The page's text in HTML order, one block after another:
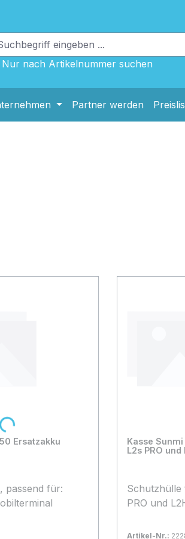
Nur nach Artikelnummer suchen
Partner werden
Ersatzakku
passend für:
Kasse
L2s PRO und
Schutzhülle
PRO und
Artikel-Nr.: